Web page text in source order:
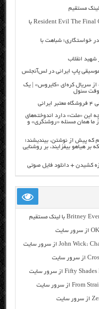
دانلود رایگان فیلم خارجی Resident Evil The Final Chapter 2017 با
خواستگاری؛ شباهت با
موسیقی پاپ ایرانی در لس‌آنجلس
از سریال کره‌ای «کایروس» | یک
وقت سئول
این «ملت» دارد اندوخته‌های
ما همان مسئله «روشنگری» و
که پیش از نوشتن، بیندیشند؛
هیاهو بیفزایند، بر روشنایی
کشیدن + دانلود فایل صوتی